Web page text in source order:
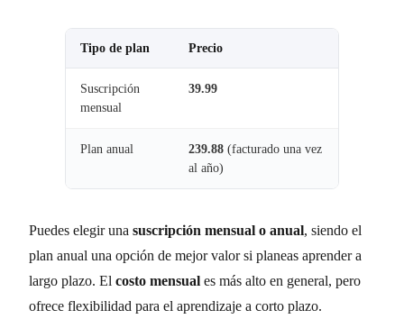
Tipo de plan Precio
Suscripción
mensual
39.99
Plan anual 239.88 (facturado una vez
al año)
Puedes elegir una suscripción mensual o anual, siendo el
plan anual una opción de mejor valor si planeas aprender a
largo plazo. El costo mensual es más alto en general, pero
ofrece flexibilidad para el aprendizaje a corto plazo.